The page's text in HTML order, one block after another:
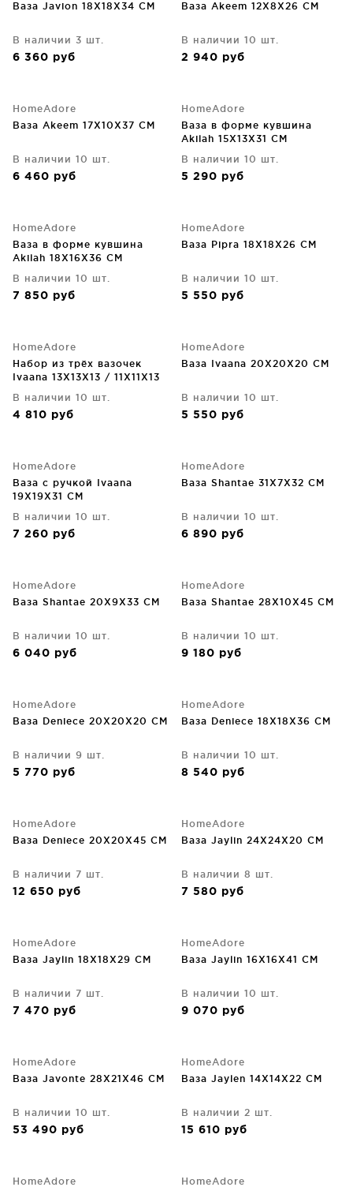
Ваза Javion 18X18X34 CM
В наличии 3 шт.
6 360 руб
Ваза Akeem 12X8X26 CM
В наличии 10 шт.
2 940 руб
HomeAdore
Ваза Akeem 17X10X37 CM
В наличии 10 шт.
6 460 руб
HomeAdore
Ваза в форме кувшина
Akilah 15X13X31 CM
В наличии 10 шт.
5 290 руб
HomeAdore
Ваза в форме кувшина
Akilah 18X16X36 CM
В наличии 10 шт.
7 850 руб
HomeAdore
Ваза Pipra 18X18X26 CM
В наличии 10 шт.
5 550 руб
HomeAdore
Набор из трёх вазочек
Ivaana 13X13X13 / 11X11X13
В наличии 10 шт.
4 810 руб
HomeAdore
Ваза Ivaana 20X20X20 CM
В наличии 10 шт.
5 550 руб
HomeAdore
Ваза с ручкой Ivaana
19X19X31 CM
В наличии 10 шт.
7 260 руб
HomeAdore
Ваза Shantae 31X7X32 CM
В наличии 10 шт.
6 890 руб
HomeAdore
Ваза Shantae 20X9X33 CM
В наличии 10 шт.
6 040 руб
HomeAdore
Ваза Shantae 28X10X45 CM
В наличии 10 шт.
9 180 руб
HomeAdore
Ваза Deniece 20X20X20 CM
В наличии 9 шт.
5 770 руб
HomeAdore
Ваза Deniece 18X18X36 CM
В наличии 10 шт.
8 540 руб
HomeAdore
Ваза Deniece 20X20X45 CM
В наличии 7 шт.
12 650 руб
HomeAdore
Ваза Jaylin 24X24X20 CM
В наличии 8 шт.
7 580 руб
HomeAdore
Ваза Jaylin 18X18X29 CM
В наличии 7 шт.
7 470 руб
HomeAdore
Ваза Jaylin 16X16X41 CM
В наличии 10 шт.
9 070 руб
HomeAdore
Ваза Javonte 28X21X46 CM
В наличии 10 шт.
53 490 руб
HomeAdore
Ваза Jaylen 14X14X22 CM
В наличии 2 шт.
15 610 руб
HomeAdore
HomeAdore